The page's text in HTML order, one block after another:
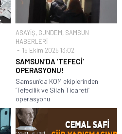
ASAYİŞ, GÜNDEM, SAMSUN
HABERLERİ
15 Ekim 2025 13:02
SAMSUN’DA ‘TEFECİ’
OPERASYONU!
Samsun’da KOM ekiplerinden
‘Tefecilik ve Silah Ticareti’
operasyonu